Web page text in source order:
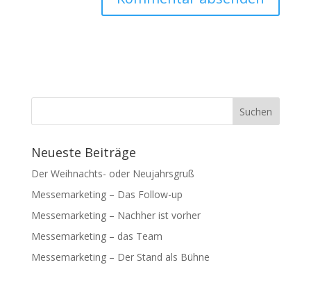
Neueste Beiträge
Der Weihnachts- oder Neujahrsgruß
Messemarketing – Das Follow-up
Messemarketing – Nachher ist vorher
Messemarketing – das Team
Messemarketing – Der Stand als Bühne